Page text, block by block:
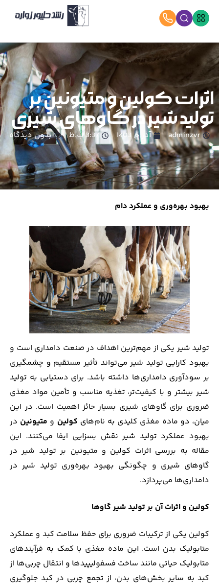
اثرات کولین و متیونین بر
تولید شیر در گاوهای شیری
adminzvr آذر 6, 1403 3:37 ب.ظ بدون دیدگاه
بهبود بهره‌وری و عملکرد دام
تولید شیر یکی از مهم‌ترین اهداف در صنعت دامداری است و
بهبود کارایی تولید شیر می‌تواند تأثیر مستقیم و چشمگیری
بر سودآوری دامداری‌ها داشته باشد. برای دستیابی به تولید
شیر بیشتر و با کیفیت‌تر، تغذیه مناسب و تأمین مواد مغذی
ضروری برای گاوهای شیری بسیار حائز اهمیت است. در این
میان، دو ماده مغذی کلیدی به نام‌های کولین و متیونین در
بهبود عملکرد تولید شیر نقش بسزایی ایفا می‌کنند. این
مقاله به بررسی اثرات کولین و متیونین بر تولید شیر در
گاوهای شیری و چگونگی بهبود بهره‌وری تولید شیر در
دامداری‌ها می‌پردازد.
کولین و اثرات آن بر تولید شیر گاوها
کولین یکی از ترکیبات ضروری برای حفظ سلامت کبد و عملکرد
متابولیک بدن است. این ماده مغذی با کمک به فرآیندهای
متابولیک حیاتی مانند ساخت فسفولیپیدها و انتقال چربی‌ها از
کبد به سایر بخش‌های بدن، از تجمع چربی در کبد جلوگیری